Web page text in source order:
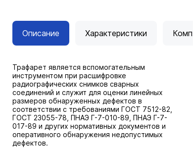
Описание Характеристики
Трафарет является вспомогательным
инструментом при расшифровке
радиографических снимков сварных
соединений и служит для оценки линейных
размеров обнаруженных дефектов в
соответствии с требованиями ГОСТ 7512-82,
ГОСТ 23055-78, ПНАЭ Г-7-010-89, ПНАЭ Г-7-
017-89 и других нормативных документов и
оперативного обнаружения недопустимых
дефектов.